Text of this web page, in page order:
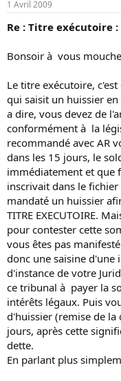
1 Avril 2009
Re : Titre exécutoire
Bonsoir à vous
Le titre exécutoire,
qui saisit un huissier en
a dire, vous devez de
conformément à la
recommandé avec AR
dans les 15 jours, le
immédiatement et que
inscrivait dans le fichier
mandaté un huissier
TITRE EXECUTOIRE.
pour contester cette
vous êtes pas
donc une saisine
d'instance de votre
ce tribunal à payer la
intérêts légaux. Puis
d'huissier (remise de la
jours, après cette
dette.
En parlant plus